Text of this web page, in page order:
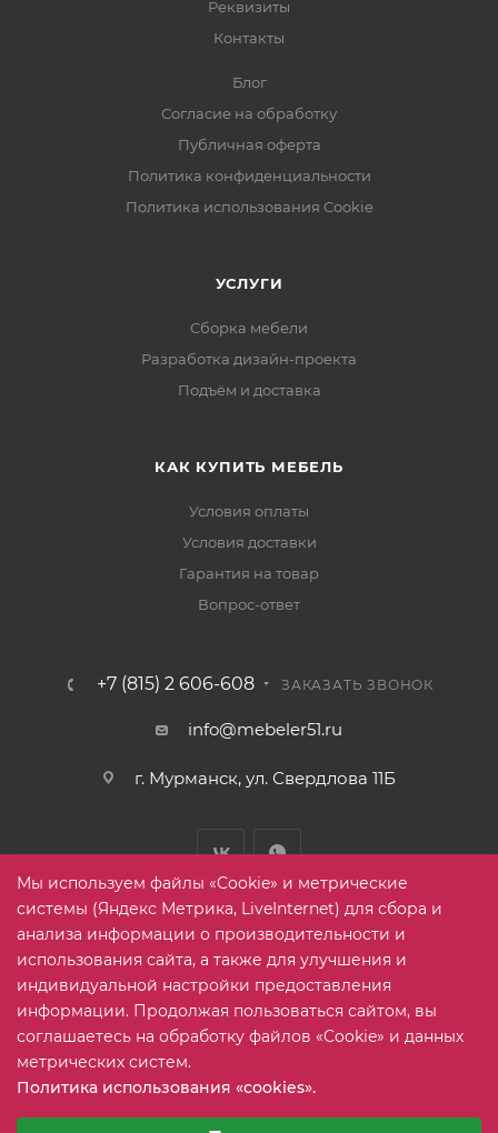
Реквизиты
Контакты
Блог
Согласие на обработку
Публичная оферта
Политика конфиденциальности
Политика использования Cookie
УСЛУГИ
Сборка мебели
Разработка дизайн-проекта
Подъём и доставка
КАК КУПИТЬ МЕБЕЛЬ
Условия оплаты
Условия доставки
Гарантия на товар
Вопрос-ответ
+7 (815) 2 606-608 ЗАКАЗАТЬ ЗВОНОК
info@mebeler51.ru
г. Мурманск, ул. Свердлова 11Б
2005-2026 © mebelier51.ru - модный интернет-магазин не
дорогой корпусной мебели. Все права защищены.
Мы используем файлы «Cookie» и метрические
системы (Яндекс Метрика, LiveInternet) для сбора и
анализа информации о производительности и
использования сайта, а также для улучшения и
индивидуальной настройки предоставления
информации. Продолжая пользоваться сайтом, вы
соглашаетесь на обработку файлов «Cookie» и данных
метрических систем.
Политика использования «cookies».